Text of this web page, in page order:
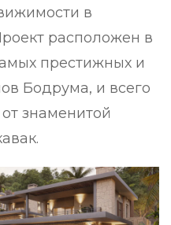
в
расположен в
престижных и
Бодрума, и всего
знаменитой